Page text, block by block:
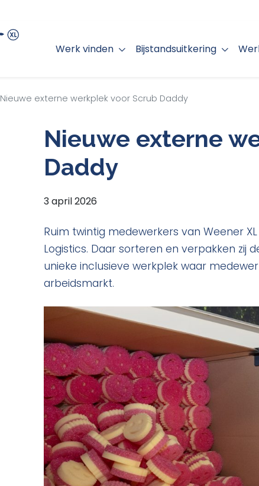
Werk vinden Bijstandsuitkering
Nieuwe externe werkplek voor Scrub Daddy
Nieuwe externe
Daddy
3 april 2026
Ruim twintig medewerkers van Weener
Logistics. Daar sorteren en verpakken zij
unieke inclusieve werkplek waar
arbeidsmarkt.